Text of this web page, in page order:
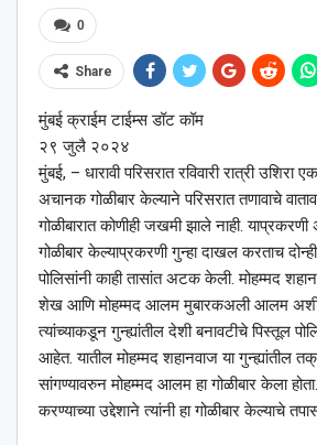
0
Share
मुंबई क्राईम टाईम्स डॉट कॉम
२९ जुलै २०२४
मुंबई, – धारावी परिसरात रविवारी रात्री उशिरा
अचानक गोळीबार केल्याने परिसरात तणावाचे
गोळीबारात कोणीही जखमी झाले नाही. याप्रकरणी
गोळीबार केल्याप्रकरणी गुन्हा दाखल करताच दोन्ही
पोलिसांनी काही तासांत अटक केली. मोहम्मद
शेख आणि मोहम्मद आलम मुबारकअली आलम
त्यांच्याकडून गुन्ह्यांतील देशी बनावटीचे पिस्तूल
आहेत. यातील मोहम्मद शहानवाज या गुन्ह्यांतील
सांगण्यावरुन मोहम्मद आलम हा गोळीबार केला
करण्याच्या उद्देशाने त्यांनी हा गोळीबार केल्याचे